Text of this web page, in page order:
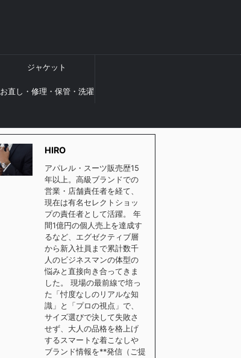
ジャケット
お直し・修理・保管・洗濯
HIRO
アパレル・スーツ販売歴15
年以上。高級ブランドでの
営業・店舗責任者を経て、
現在は有名セレクトショッ
プの責任者として活躍。 年
間1億円の個人売上を達成す
るなど、エグゼクティブ層
から新入社員まで累計数千
人のビジネスマンの体型の
悩みと直接向き合ってきま
した。 現場の最前線で培っ
た「忖度なしのリアルな知
識」と「プロの視点」で、
サイズ選びで決して失敗さ
せず、大人の品格を格上げ
するスマートな着こなしや
ブランド情報を**発信（ご提